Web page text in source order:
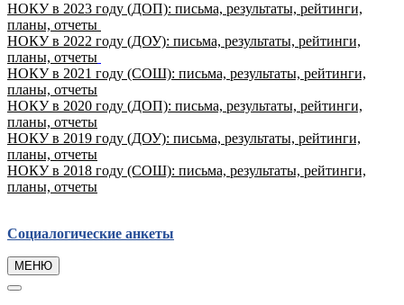
НОКУ в 2023 году (ДОП): письма, результаты, рейтинги,
планы, отчеты
НОКУ в 2022 году (ДОУ): письма, результаты, рейтинги,
планы, отчеты
НОКУ в 2021 году (СОШ): письма, результаты, рейтинги,
планы, отчеты
НОКУ в 2020 году (ДОП): письма, результаты, рейтинги,
планы, отчеты
НОКУ в 2019 году (ДОУ): письма, результаты, рейтинги,
планы, отчеты
НОКУ в 2018 году (СОШ): письма, результаты, рейтинги,
планы, отчеты
Социалогические анкеты
МЕНЮ